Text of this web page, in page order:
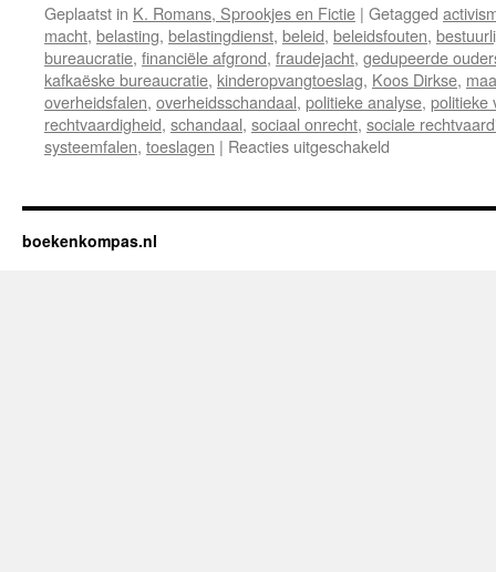
Geplaatst in K. Romans, Sprookjes en Fictie | Getagged
macht, belasting, belastingdienst, beleid, beleidsfouten,
bureaucratie, financiële afgrond, fraudejacht, gedupeerde
kafkaëske bureaucratie, kinderopvangtoeslag, Koos Dirkse,
overheidsfalen, overheidsschandaal, politieke analyse, politieke
rechtvaardigheid, schandaal, sociaal onrecht, sociale
systeemfalen, toeslagen | Reacties uitgeschakeld
boekenkompas.nl